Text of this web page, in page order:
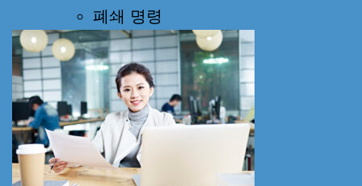
폐쇄 명령